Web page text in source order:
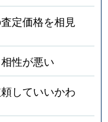
定価格を相見
性が悪い
していいかわ